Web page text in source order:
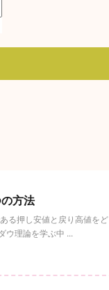
方法
る押し安値と戻り高値をど
ウ理論を学ぶ中 ...